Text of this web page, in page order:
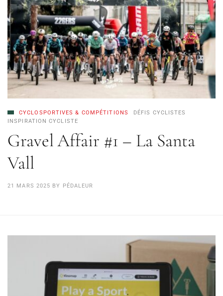
CYCLOSPORTIVES & COMPÉTITIONS
DÉFIS CYCLISTES
INSPIRATION CYCLISTE
Gravel Affair #1 – La Santa
Vall
21 MARS 2025 BY PÉDALEUR